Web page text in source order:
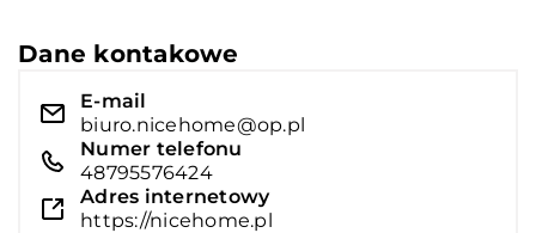
Dane kontakowe
E-mail
biuro.nicehome@op.pl
Numer telefonu
48795576424
Adres internetowy
https://nicehome.pl